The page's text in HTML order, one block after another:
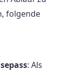
folgende
: Als